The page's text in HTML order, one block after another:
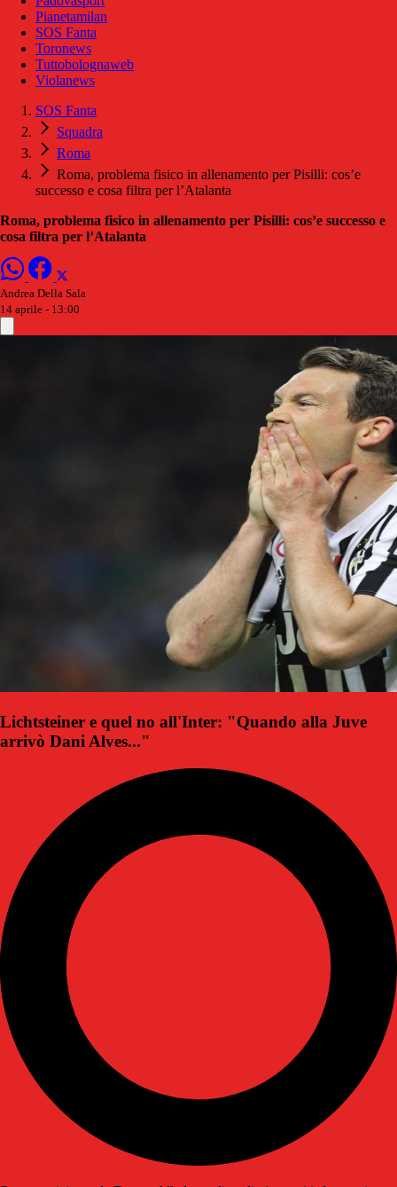
Pianetamilan
SOS Fanta
Toronews
Tuttobolognaweb
Violanews
SOS Fanta
Squadra
Roma
Roma, problema fisico in allenamento per Pisilli: cos’e
successo e cosa filtra per l’Atalanta
Roma, problema fisico in allenamento per Pisilli: cos’e successo e
cosa filtra per l’Atalanta
Andrea Della Sala
14 aprile - 13:00
Lichtsteiner e quel no all'Inter: "Quando alla Juve
arrivò Dani Alves..."